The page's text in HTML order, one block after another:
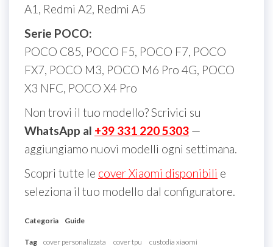
A1, Redmi A2, Redmi A5
Serie POCO:
POCO C85, POCO F5, POCO F7, POCO
FX7, POCO M3, POCO M6 Pro 4G, POCO
X3 NFC, POCO X4 Pro
Non trovi il tuo modello? Scrivici su
WhatsApp al +39 331 220 5303 —
aggiungiamo nuovi modelli ogni settimana.
Scopri tutte le cover Xiaomi disponibili e
seleziona il tuo modello dal configuratore.
Categoria Guide
Tag cover personalizzata cover tpu custodia xiaomi